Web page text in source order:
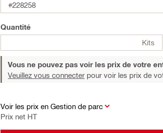
#228258
Quantité
Kits
Vous ne pouvez pas voir les prix de votre
Veuillez vous connecter pour voir les prix de
Voir les prix en Gestion de parc
Prix net HT